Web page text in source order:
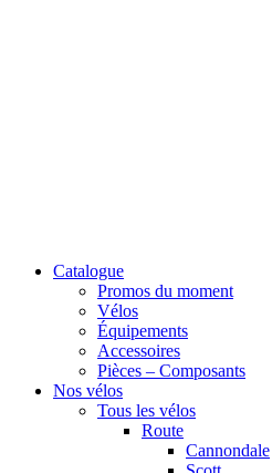
Catalogue
Promos du moment
Vélos
Équipements
Accessoires
Pièces – Composants
Nos vélos
Tous les vélos
Route
Cannondale